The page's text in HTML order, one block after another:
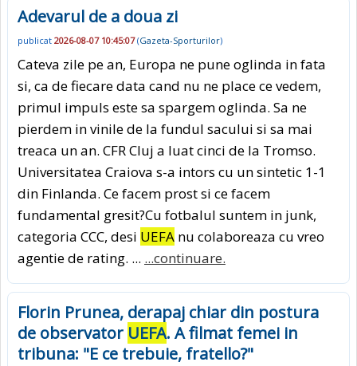
Adevarul de a doua zi
publicat 2026-08-07 10:45:07(Gazeta-Sporturilor)
Cateva zile pe an, Europa ne pune oglinda in fata
si, ca de fiecare data cand nu ne place ce vedem,
primul impuls este sa spargem oglinda. Sa ne
pierdem in vinile de la fundul sacului si sa mai
treaca un an. CFR Cluj a luat cinci de la Tromso.
Universitatea Craiova s-a intors cu un sintetic 1-1
din Finlanda. Ce facem prost si ce facem
fundamental gresit?Cu fotbalul suntem in junk,
categoria CCC, desi UEFA nu colaboreaza cu vreo
agentie de rating. ... ...continuare.
Florin Prunea, derapaj chiar din postura
de observator UEFA. A filmat femei in
tribuna: "E ce trebuie, fratello?"